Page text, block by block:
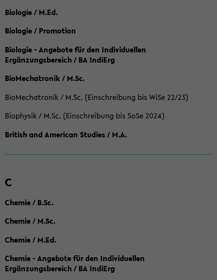
Biologie / M.Ed.
Biologie / Promotion
Biologie - Angebote für den Individuellen
Ergänzungsbereich / BA IndiErg
BioMechatronik / M.Sc.
BioMechatronik / M.Sc. (Einschreibung bis WiSe 22/23)
Biophysik / M.Sc. (Einschreibung bis SoSe 2024)
British and American Studies / M.A.
C
Chemie / B.Sc.
Chemie / M.Sc.
Chemie / M.Ed.
Chemie - Angebote für den Individuellen
Ergänzungsbereich / BA IndiErg